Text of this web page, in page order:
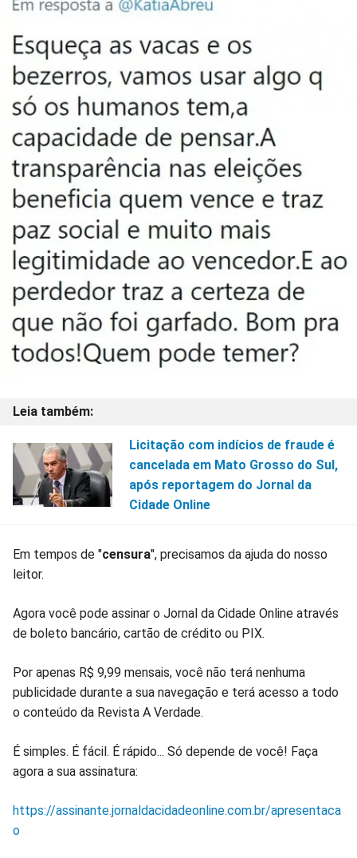
Licitação com indícios de fraude é
cancelada em Mato Grosso do Sul,
após reportagem do Jornal da
Cidade Online
Em tempos de "censura", precisamos da ajuda do nosso
leitor.
Agora você pode assinar o Jornal da Cidade Online através
de boleto bancário, cartão de crédito ou PIX.
Por apenas R$ 9,99 mensais, você não terá nenhuma
publicidade durante a sua navegação e terá acesso a todo
o conteúdo da Revista A Verdade.
É simples. É fácil. É rápido... Só depende de você! Faça
agora a sua assinatura:
https://assinante.jornaldacidadeonline.com.br/apresentaca
o